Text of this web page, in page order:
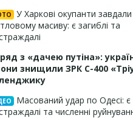
У Харкові окупанти
масиву: є загиблі та
з «дачею путіна»:
знищили ЗРК С-400
Масований удар по Одесі: є
та численні